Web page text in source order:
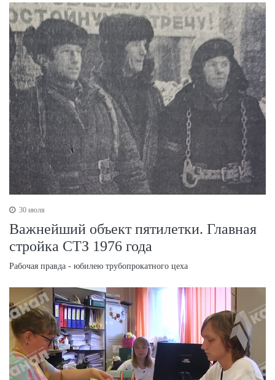
30 июля
Важнейший объект пятилетки. Главная
стройка СТЗ 1976 года
Рабочая правда - юбилею трубопрокатного цеха